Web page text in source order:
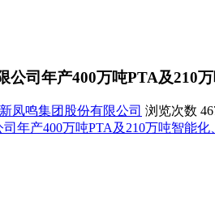
公司年产400万吨PTA及210
新凤鸣集团股份有限公司 浏览次数
年产400万吨PTA及210万吨智能